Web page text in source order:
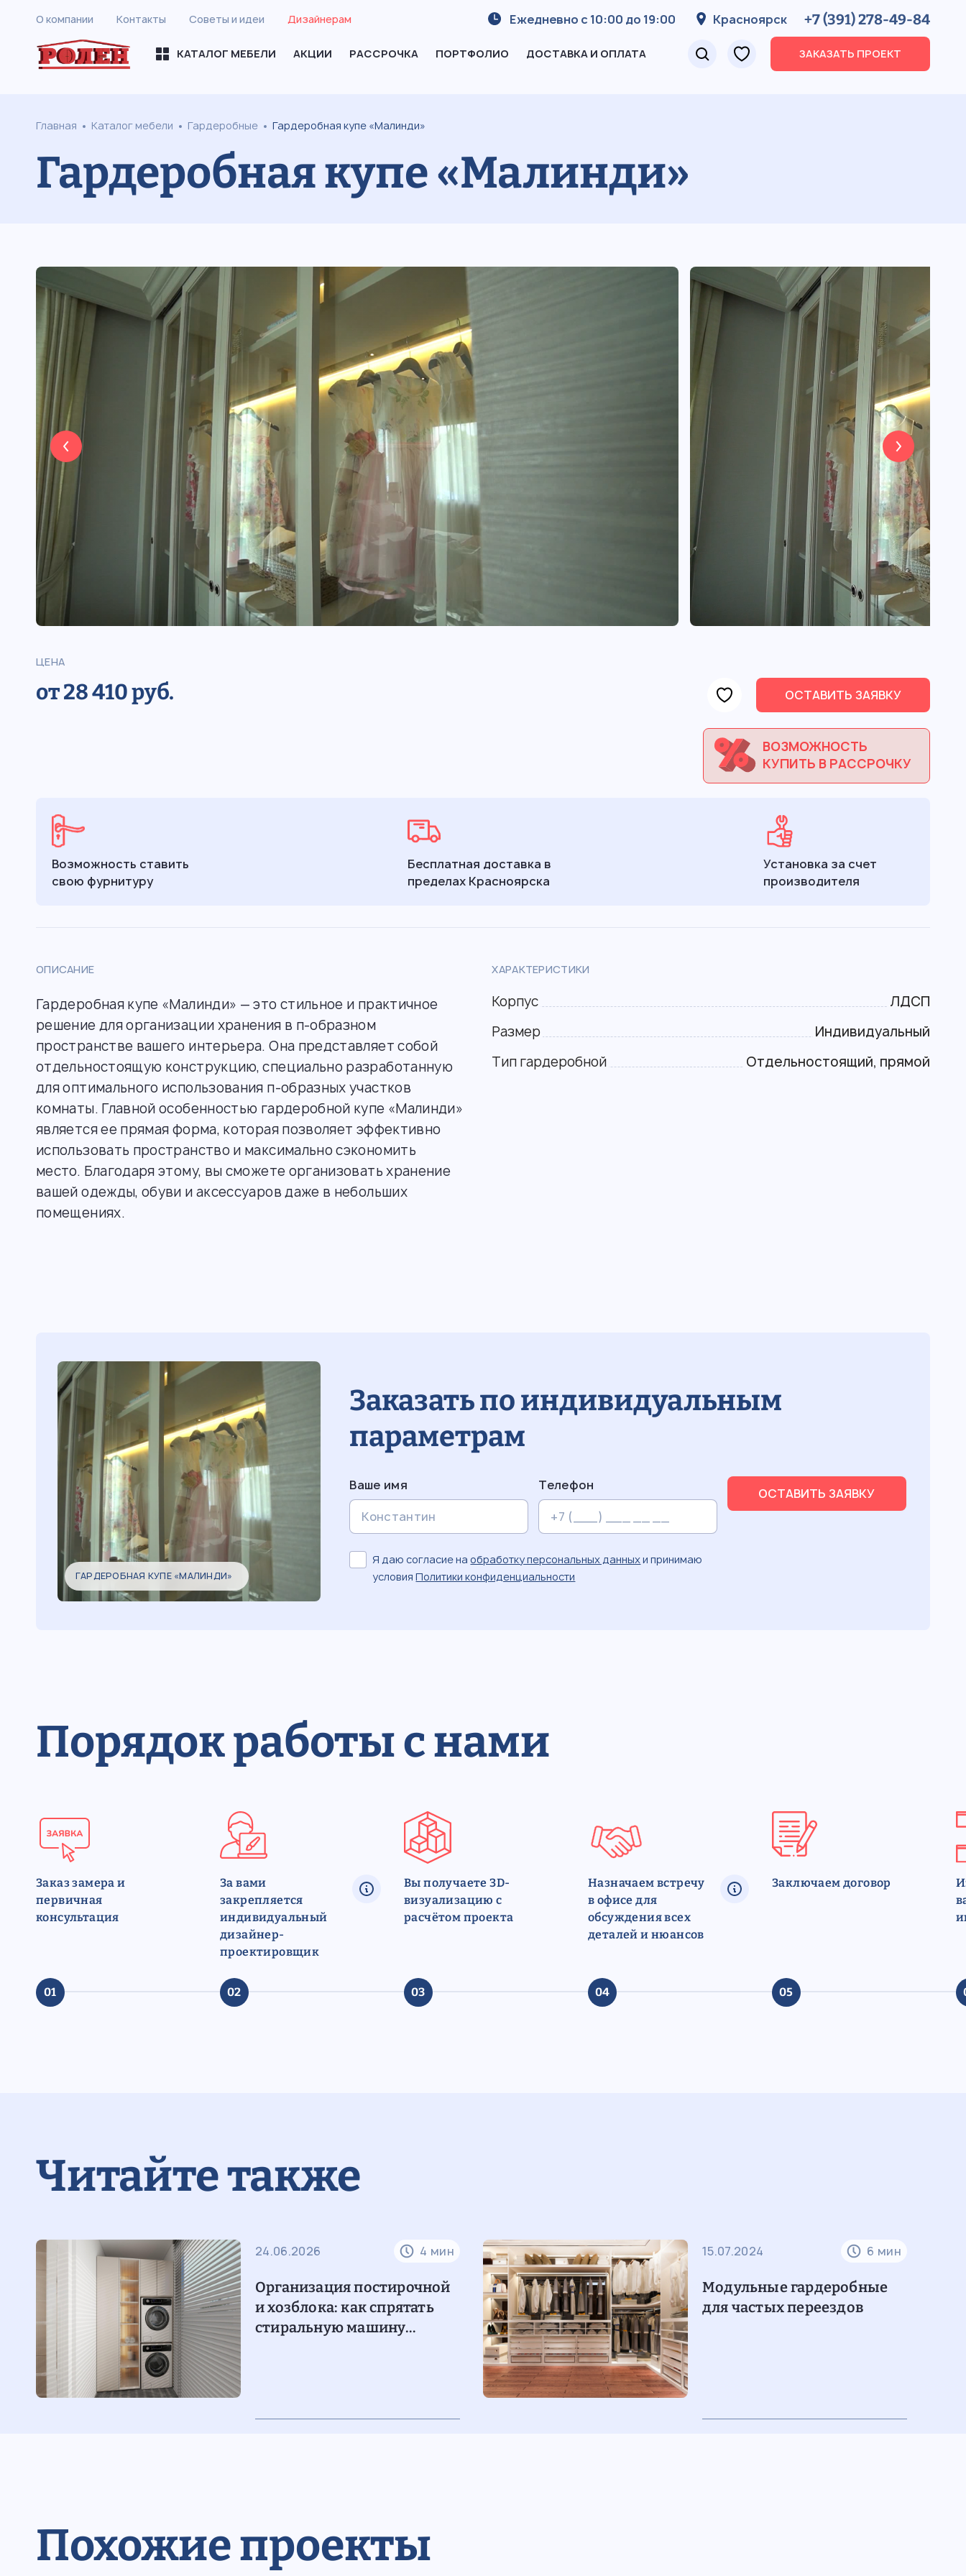
О компании Контакты Советы и идеи Дизайнерам Ежедневно с 10:00 до 19:00 Красноярск +7 (391) 278-49-84
КАТАЛОГ МЕБЕЛИ АКЦИИ РАССРОЧКА ПОРТФОЛИО ДОСТАВКА И ОПЛАТА ЗАКАЗАТЬ ПРОЕКТ
Главная Каталог мебели Гардеробные Гардеробная купе «Малинди»
Гардеробная купе «Малинди»
ЦЕНА
от 28 410 руб.
Возможность ставить
свою фурнитуру
Бесплатная доставка в
пределах Красноярска
Установка за счет
производителя
ОСТАВИТЬ ЗАЯВКУ
ВОЗМОЖНОСТЬ
КУПИТЬ В РАССРОЧКУ
ОПИСАНИЕ
Гардеробная купе «Малинди» — это стильное и практичное
решение для организации хранения в п-образном
пространстве вашего интерьера. Она представляет собой
отдельностоящую конструкцию, специально разработанную
для оптимального использования п-образных участков
комнаты. Главной особенностью гардеробной купе «Малинди»
является ее прямая форма, которая позволяет эффективно
использовать пространство и максимально сэкономить
место. Благодаря этому, вы сможете организовать хранение
вашей одежды, обуви и аксессуаров даже в небольших
помещениях.
ХАРАКТЕРИСТИКИ
Корпус
ЛДСП
Размер
Индивидуальный
Тип гардеробной
Отдельностоящий, прямой
ГАРДЕРОБНАЯ КУПЕ «МАЛИНДИ»
Заказать по индивидуальным
параметрам
Ваше имя Телефон
ОСТАВИТЬ ЗАЯВКУ
Я даю согласие на обработку персональных данныхи принимаю
условияПолитики конфиденциальности
Порядок работы с нами
Заказ замера и
первичная
консультация
01
За вами
закрепляется
индивидуальный
дизайнер-
проектировщик
02
Вы получаете 3D-
визуализацию с
расчётом проекта
03
Назначаем встречу
в офисе для
обсуждения всех
деталей и нюансов
04
Заключаем договор
05
Читайте также
24.06.2026 4 мин
Организация постирочной
и хозблока: как спрятать
стиральную машину
15.07.2024 6 мин
Модульные гардеробные
для частых переездов
Похожие проекты